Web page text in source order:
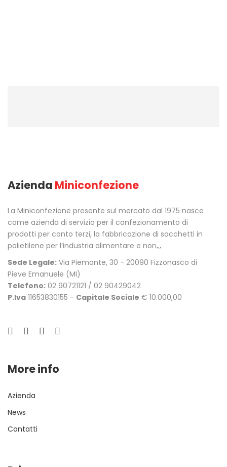
Azienda Miniconfezione
La Miniconfezione presente sul mercato dal 1975 nasce
come azienda di servizio per il confezionamento di
prodotti per conto terzi, la fabbricazione di sacchetti in
polietilene per l’industria alimentare e non...
Sede Legale: Via Piemonte, 30 - 20090 Fizzonasco di
Pieve Emanuele (MI)
Telefono: 02 90721121 / 02 90429042
P.Iva 11653830155 - Capitale Sociale € 10.000,00
More info
Azienda
News
Contatti